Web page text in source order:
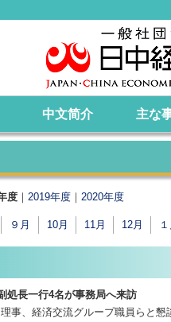
中文简介 主な
度 ｜ 2019年度 ｜ 2020年度
９月 10月 11月 12月
処長一行4名が事務局へ来訪
事、経済交流グループ職員らと懇